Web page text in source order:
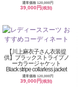
通常価格 120,000円
39,000円(税別)
【川上麻衣子さん衣装提
供】ブラックストライプノ
ーカラージャケット
Black stripe collarless jacket
通常価格 120,000円
39,000円(税別)